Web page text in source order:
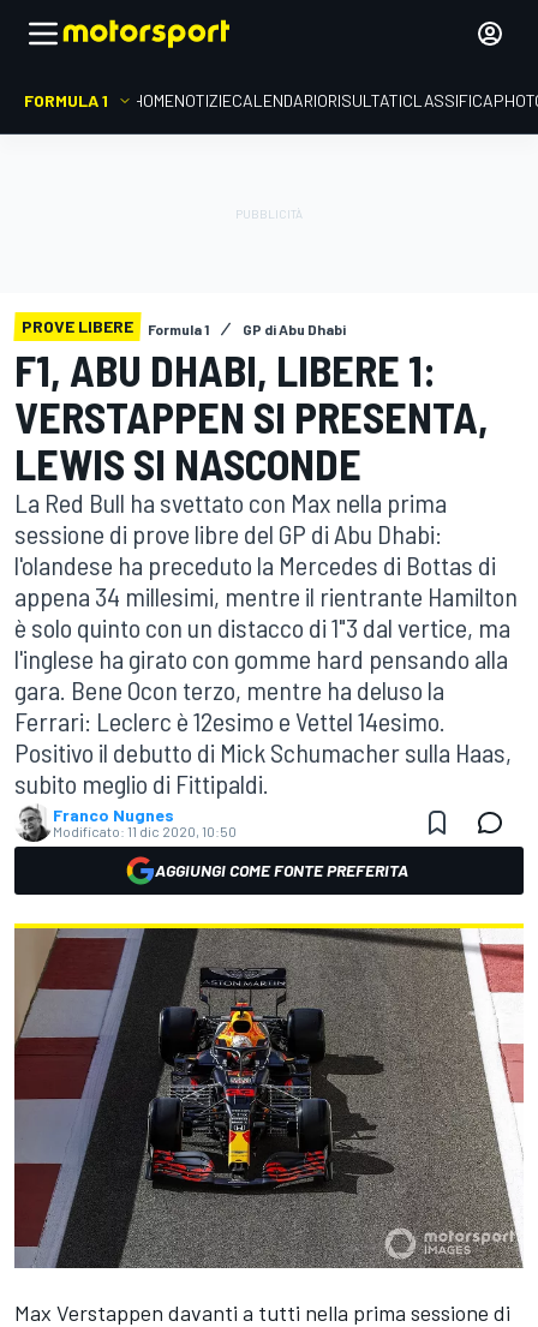
FORMULA 1 HOMENOTIZIECALENDARIORISULTATICLASSIFICA
PROVE LIBERE Formula 1 GP di Abu Dhabi
F1, ABU DHABI, LIBERE 1:
VERSTAPPEN SI PRESENTA,
LEWIS SI NASCONDE
La Red Bull ha svettato con Max nella prima
sessione di prove libre del GP di Abu Dhabi:
l'olandese ha preceduto la Mercedes di Bottas di
appena 34 millesimi, mentre il rientrante Hamilton
è solo quinto con un distacco di 1"3 dal vertice, ma
l'inglese ha girato con gomme hard pensando alla
gara. Bene Ocon terzo, mentre ha deluso la
Ferrari: Leclerc è 12esimo e Vettel 14esimo.
Positivo il debutto di Mick Schumacher sulla Haas,
subito meglio di Fittipaldi.
Franco Nugnes
Modificato: 11 dic 2020, 10:50
AGGIUNGI COME FONTE PREFERITA
Max Verstappen davanti a tutti nella prima sessione di